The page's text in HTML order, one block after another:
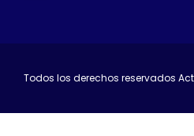
Todos los derechos reservados